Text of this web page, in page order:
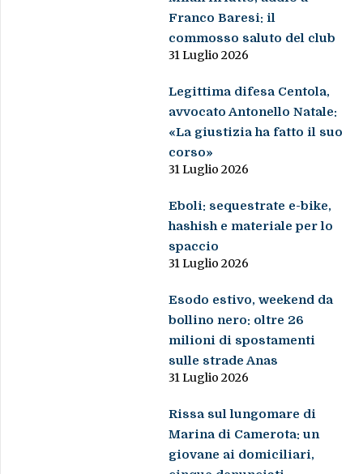
Franco Baresi: il
commosso saluto del club
31 Luglio 2026
Legittima difesa Centola,
avvocato Antonello Natale:
«La giustizia ha fatto il suo
corso»
31 Luglio 2026
Eboli: sequestrate e-bike,
hashish e materiale per lo
spaccio
31 Luglio 2026
Esodo estivo, weekend da
bollino nero: oltre 26
milioni di spostamenti
sulle strade Anas
31 Luglio 2026
Rissa sul lungomare di
Marina di Camerota: un
giovane ai domiciliari,